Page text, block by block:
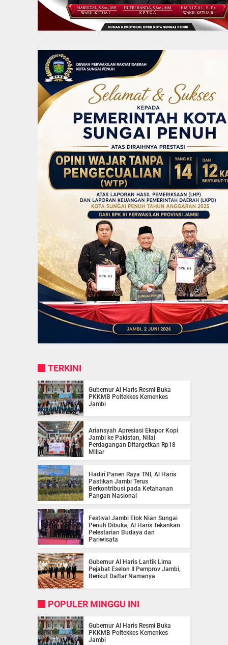
TERKINI
Gubernur Al Haris Resmi Buka
PKKMB Poltekkes Kemenkes
Jambi
Ariansyah Apresiasi Ekspor Kopi
Jambi ke Pakistan, Nilai
Perdagangan Ditargetkan Rp18
Miliar
Hadiri Panen Raya TNI, Al Haris
Pastikan Jambi Terus
Berkontribusi pada Ketahanan
Pangan Nasional
Festival Jambi Elok Nian Sungai
Penuh Dibuka, Al Haris Tekankan
Pelestarian Budaya dan
Pariwisata
Gubernur Al Haris Lantik Lima
Pejabat Eselon II Pemprov Jambi,
Berikut Daftar Namanya
POPULER MINGGU INI
Gubernur Al Haris Resmi Buka
PKKMB Poltekkes Kemenkes
Jambi